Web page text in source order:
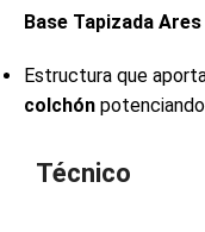
Base Tapizada Ares
Estructura que
colchón
Técnico